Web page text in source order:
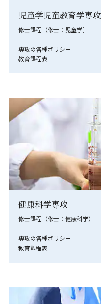
児童学児童教育学専攻
修士課程（修士：児童学）
専攻の各種ポリシー
教育課程表
健康科学専攻
修士課程（修士：健康科学）
専攻の各種ポリシー
教育課程表